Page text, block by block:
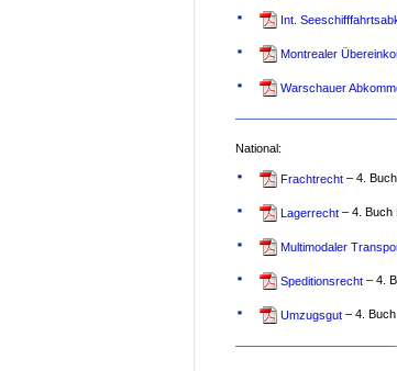
Int.
Montrealer
Warschauer
National:
Frachtrecht – 4.
Lagerrecht – 4. Buch
Multimodaler
Speditionsrecht – 4.
Umzugsgut – 4.